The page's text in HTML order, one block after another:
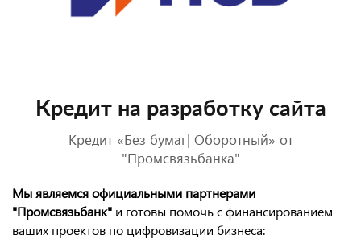
Кредит на разработку сайта
Кредит «Без бумаг| Оборотный» от
"Промсвязьбанка"
Мы являемся официальными партнерами
"Промсвязьбанк" и готовы помочь с финансированием
ваших проектов по цифровизации бизнеса: